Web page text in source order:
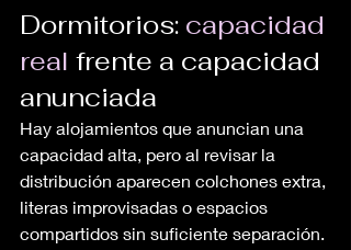
Dormitorios: capacidad
real frente a capacidad
anunciada
Hay alojamientos que anuncian una
capacidad alta, pero al revisar la
distribución aparecen colchones extra,
literas improvisadas o espacios
compartidos sin suficiente separación.